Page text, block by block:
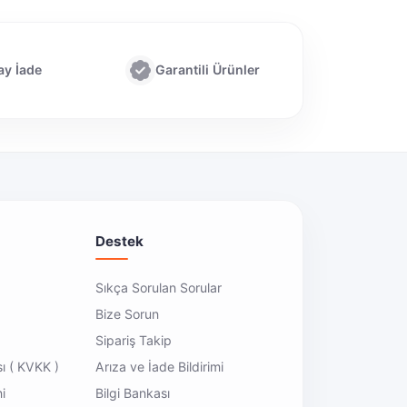
İade Garantili Ürünler
( KVKK )
Destek
Sıkça Sorulan Sorular
Bize Sorun
Sipariş Takip
Arıza ve İade Bildirimi
Bilgi Bankası